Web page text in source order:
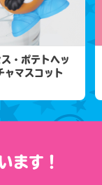
・ポテトヘッ
ャマスコット
ます！